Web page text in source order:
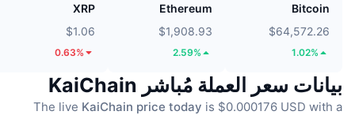
Bitcoin
$64,572.26
1.02%
Ethereum
$1,908.93
2.59%
XRP
$1.06
0.63%
بيانات سعر العملة مُباشر KaiChain
The live KaiChain price today is $0.000176 USD with a